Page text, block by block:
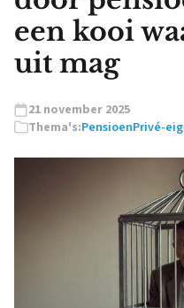
een kooi
uit mag
21 november 2025
Thema's:PensioenPrivé-